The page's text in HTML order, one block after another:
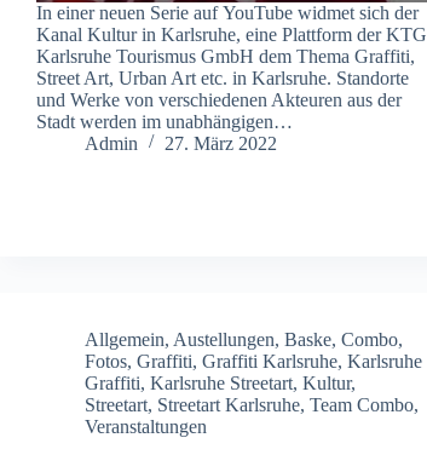
In einer neuen Serie auf YouTube widmet sich der
Kanal Kultur in Karlsruhe, eine Plattform der KTG
Karlsruhe Tourismus GmbH dem Thema Graffiti,
Street Art, Urban Art etc. in Karlsruhe. Standorte
und Werke von verschiedenen Akteuren aus der
Stadt werden im unabhängigen…
Admin
27. März 2022
Allgemein, Austellungen, Baske, Combo,
Fotos, Graffiti, Graffiti Karlsruhe, Karlsruhe
Graffiti, Karlsruhe Streetart, Kultur,
Streetart, Streetart Karlsruhe, Team Combo,
Veranstaltungen